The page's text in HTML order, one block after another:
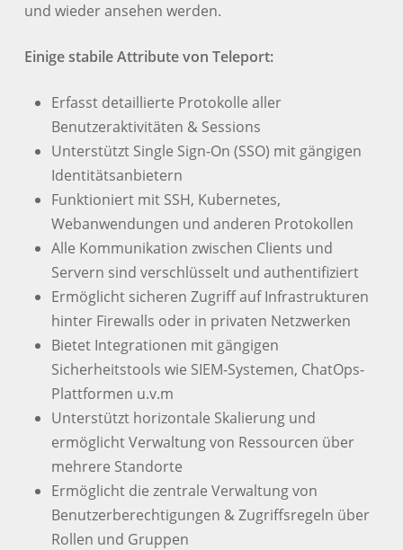
und wieder ansehen werden.
Einige stabile Attribute von Teleport:
Erfasst detaillierte Protokolle aller
Benutzeraktivitäten & Sessions
Unterstützt Single Sign-On (SSO) mit gängigen
Identitätsanbietern
Funktioniert mit SSH, Kubernetes,
Webanwendungen und anderen Protokollen
Alle Kommunikation zwischen Clients und
Servern sind verschlüsselt und authentifiziert
Ermöglicht sicheren Zugriff auf Infrastrukturen
hinter Firewalls oder in privaten Netzwerken
Bietet Integrationen mit gängigen
Sicherheitstools wie SIEM-Systemen, ChatOps-
Plattformen u.v.m
Unterstützt horizontale Skalierung und
ermöglicht Verwaltung von Ressourcen über
mehrere Standorte
Ermöglicht die zentrale Verwaltung von
Benutzerberechtigungen & Zugriffsregeln über
Rollen und Gruppen